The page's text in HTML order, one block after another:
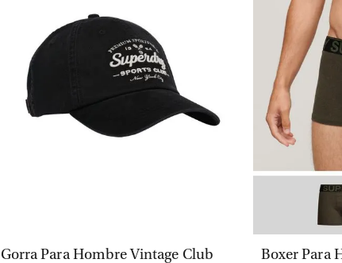
VISTA RÁPIDA
Gorra Para Hombre Vintage Club
Boxer Para